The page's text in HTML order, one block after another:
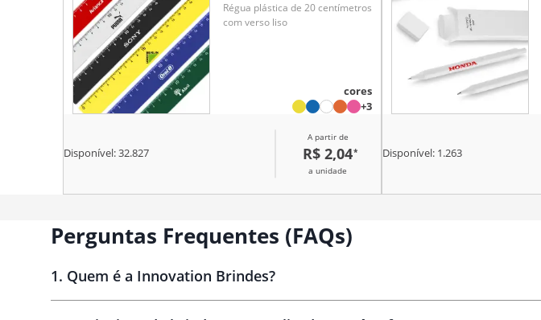
Régua plástica de 20 centímetros
com verso liso
cores
+3
Disponível:32.827
A partir de
R$ 2,04*
a unidade
Disponível: 1.263
Perguntas Frequentes (FAQs)
1. Quem é a Innovation Brindes?